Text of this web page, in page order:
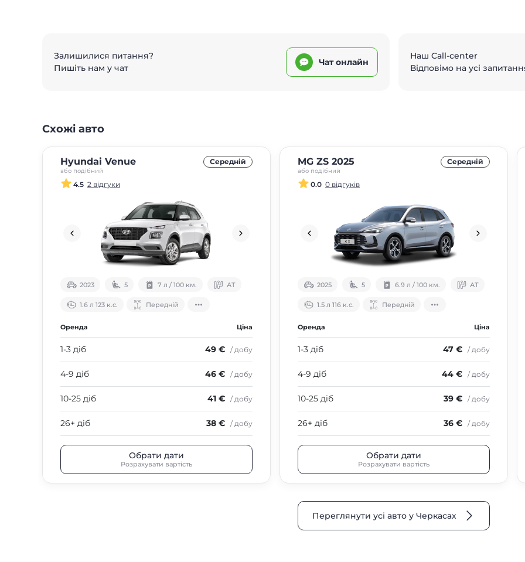
Залишилися питання?
Пишіть нам у чат
Чат онлайн
Наш Call-center
Відповімо на усі
Схожі авто
Hyundai Venue
або подібний
Середнiй
4.5 2 відгуки
2023 5 7 л / 100 км. АТ
1.6 л 123 к.с. Передній
Оренда Ціна
1-3 діб 49 € / добу
4-9 діб 46 € / добу
10-25 діб 41 € / добу
26+ діб 38 € / добу
Обрати дати
Розрахувати вартість
MG ZS 2025
або подібний
Середнiй
0.0 0 відгуків
2025 5 6.9 л / 100 км. АТ
1.5 л 116 к.с. Передній
Оренда Ціна
1-3 діб 47 € / добу
4-9 діб 44 € / добу
10-25 діб 39 € / добу
26+ діб 36 € / добу
Обрати дати
Розрахувати вартість
Переглянути усі авто у Черкасах